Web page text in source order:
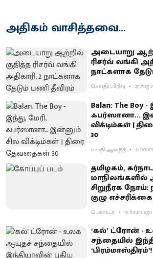
அதிகம் வாசித்தவை...
அடையாறு
ரிசர்வ் வங்கி
நாட்களாக
செய்திப்பிரிவு 07 Aug
Balan: The Boy
ஃபர்ஸானா...
விக்டிம்கள் |
30
பாரதி ஆனந்த் 21
தமிழகம்,
மாநிலங்களில்
சிறுநீரக
குழு எச்சரிக்கை
டெக்ஸ்டர் 18 hours ago
‘கல்’ ட்ரோன் -
சந்தையில்
‘பிரம்மாஸ்திரம்’!